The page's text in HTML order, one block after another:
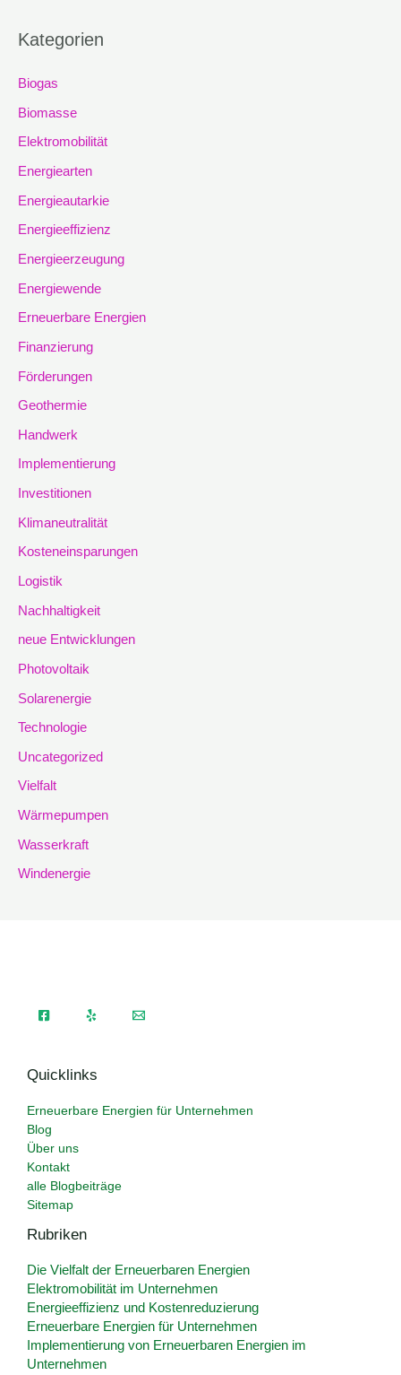
Kategorien
Biogas
Biomasse
Elektromobilität
Energiearten
Energieautarkie
Energieeffizienz
Energieerzeugung
Energiewende
Erneuerbare Energien
Finanzierung
Förderungen
Geothermie
Handwerk
Implementierung
Investitionen
Klimaneutralität
Kosteneinsparungen
Logistik
Nachhaltigkeit
neue Entwicklungen
Photovoltaik
Solarenergie
Technologie
Uncategorized
Vielfalt
Wärmepumpen
Wasserkraft
Windenergie
Quicklinks
Erneuerbare Energien für Unternehmen
Blog
Über uns
Kontakt
alle Blogbeiträge
Sitemap
Rubriken
Die Vielfalt der Erneuerbaren Energien
Elektromobilität im Unternehmen
Energieeffizienz und Kostenreduzierung
Erneuerbare Energien für Unternehmen
Implementierung von Erneuerbaren Energien im
Unternehmen